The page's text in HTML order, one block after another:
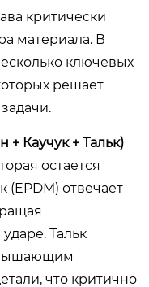
критически
материала. В
ключевых
решает
+ Каучук + Тальк)
остается
(EPDM) отвечает
Тальк
что критично